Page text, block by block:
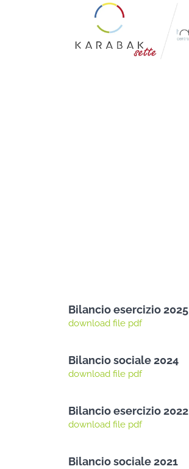
Bilancio esercizio 2025
download file pdf
Bilancio sociale 2024
download file pdf
Bilancio esercizio 2022
download file pdf
Bilancio sociale 2021